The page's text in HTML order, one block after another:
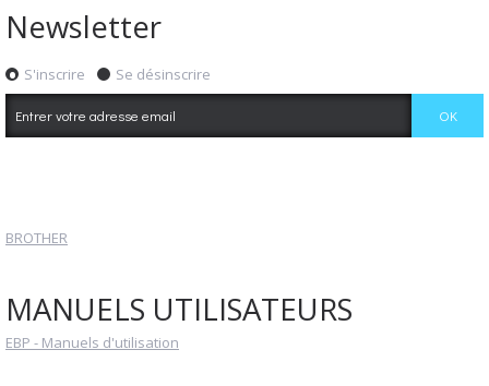
Newsletter
S'inscrire Se désinscrire
BROTHER
MANUELS UTILISATEURS
EBP - Manuels d'utilisation